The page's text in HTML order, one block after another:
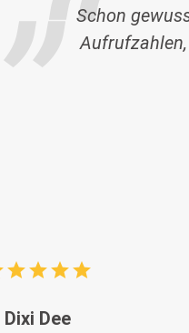
Schon
starstarstarstar
Dixi Dee